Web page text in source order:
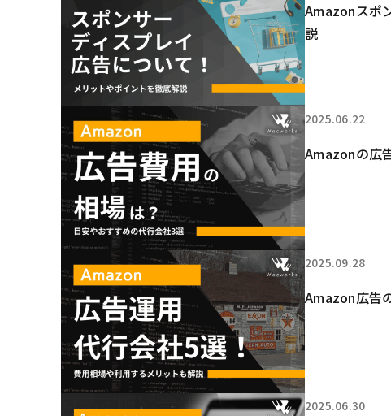
Amazonスポ
説
2025.06.22
Amazonの広
2025.09.28
Amazon広告
2025.06.30